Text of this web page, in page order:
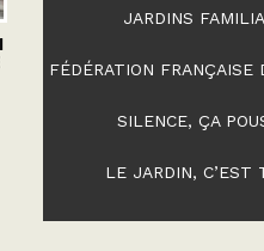
JARDINS
FÉDÉRATION FRANÇAISE
SILENCE, ÇA
LE JARDIN, C’EST